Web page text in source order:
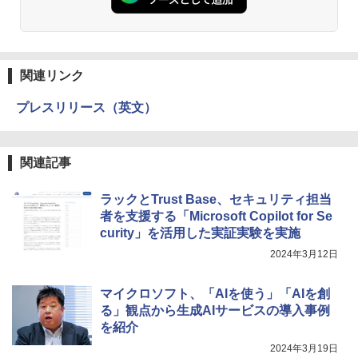
関連リンク
プレスリリース（英文）
関連記事
ラックとTrust Base、セキュリティ担当
者を支援する「Microsoft Copilot for Se
curity」を活用した実証実験を実施
2024年3月12日
マイクロソフト、「AIを使う」「AIを創
る」観点から生成AIサービスの導入事例
を紹介
2024年3月19日